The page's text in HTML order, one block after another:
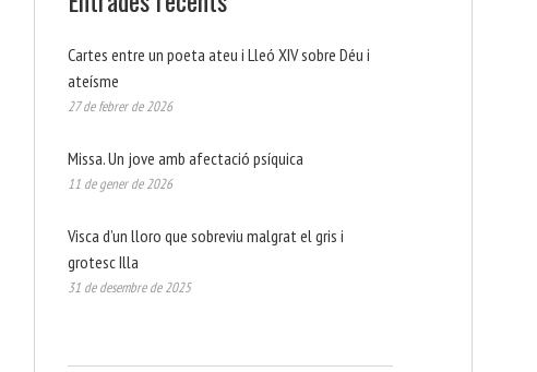
Cartes entre un poeta ateu i Lleó XIV sobre Déu i
ateísme
27 de febrer de 2026
Missa. Un jove amb afectació psíquica
11 de gener de 2026
Visca d’un lloro que sobreviu malgrat el gris i
grotesc Illa
31 de desembre de 2025